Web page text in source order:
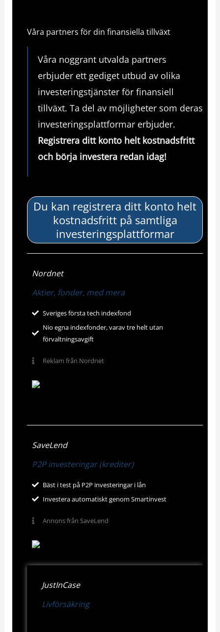
Våra partners för din finansiella tillväxt
Våra noggrant utvalda partners
erbjuder ett gediget utbud av olika
investeringstjänster för finansiell
tillväxt. Ta del av möjligheter som deras
investeringsplattformar erbjuder.
Registrera ditt konto helt kostnadsfritt
och börja investera redan idag!
Du kan registrera ditt konto helt
kostnadsfritt på samtliga
investeringsplattformar
Nordnet
Aktier, fonder, med mera
Sveriges första tech indexfond
Nio egna indexfonder, varav tre helt utan
förvaltningsavgift
Reklam från Nordnet
SaveLend
P2P investeringar (krediter)
Bäst i test på P2P investeringar i lån
Investera automatiskt genom Smartinvest
Annons från SaveLend
JustInCase
Livförsäkring